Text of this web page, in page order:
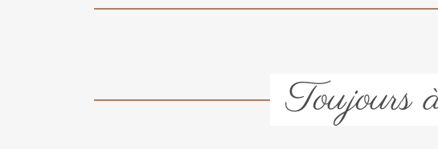
Toujours